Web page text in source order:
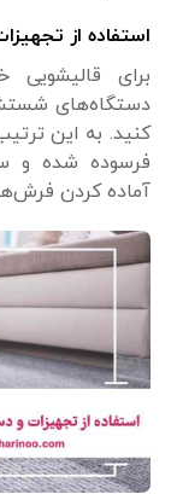
استفاده از
برای
دستگاه‌های
کنید. به این
فرسوده شده و
آماده کردن